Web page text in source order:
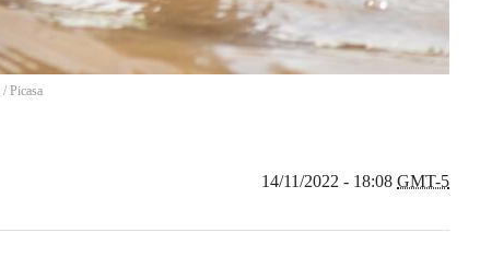
/ Picasa
14/11/2022 - 18:08 GMT-5